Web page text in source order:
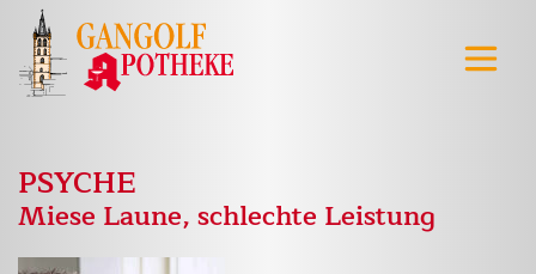
PSYCHE
Miese Laune, schlechte Leistung